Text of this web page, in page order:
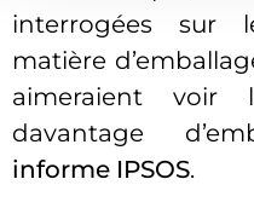
interrogées sur
matière
aimeraient voir
davantage
informe IPSOS.